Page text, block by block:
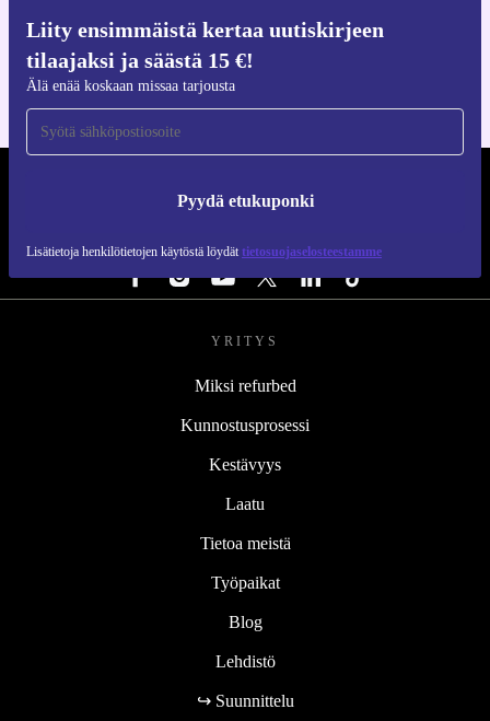
Liity ensimmäistä kertaa uutiskirjeen
tilaajaksi ja säästä 15 €!
Älä enää koskaan missaa tarjousta
Pyydä etukuponki
Lisätietoja henkilötietojen käytöstä löydät tietosuojaselosteestamme
iOS:lle ja Androidille
YRITYS
Miksi refurbed
Kunnostusprosessi
Kestävyys
Laatu
Tietoa meistä
Työpaikat
Blog
Lehdistö
↪ Suunnittelu